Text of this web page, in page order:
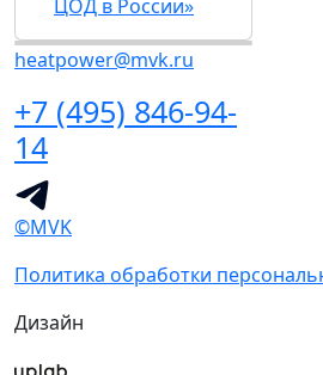
ЦОД в России»
heatpower@mvk.ru
+7 (495) 846-94-
14
©MVK
Политика обработки
Дизайн